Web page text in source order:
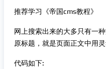
推荐学习《帝国cms教程》
网上搜索出来的大多只有一
原标题，就是页面正文中用
代码如下: